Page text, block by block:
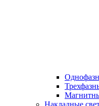
Накладные